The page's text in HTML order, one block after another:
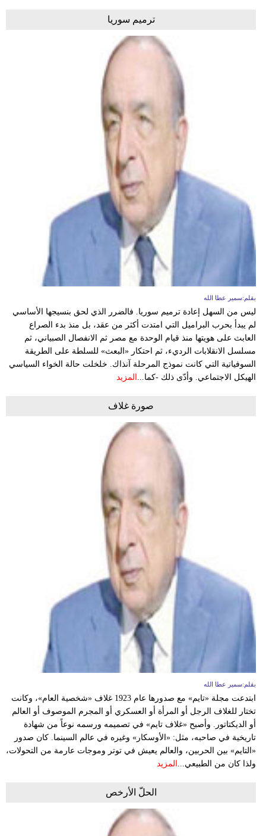
ترميم سوريا
بقلم:سمير عطا الله
ليس من السهل إعادة ترميم سوريا. فالضرر الذي لحق بنسيجها الأساسي
لم يبدأ بحرب البراميل التي امتدت أكثر من عقد، بل منذ بدء الصراع
العابث على هويتها منذ قيام الوحدة مع مصر ثم الانفصال الصبياني، ثم
مسلسل الانقلابات الرديء، ثم احتكار «البعث» للسلطة على الطريقة
السوفياتية التي كانت نموذج المرحلة آنذاك. خلخلت حالة الخواء السياسي
الهيكل الاجتماعي. وأدّى ذلك -كما...
المزيد
صورة غلاف
بقلم:سمير عطا الله
ابتدعت مجلة «تايم» مع صدورها عام 1923 غلاف «شخصية العام»، وكانت
تختار للغلاف الرجل أو المرأة أو العسكري أو المجرم الموصوف أو العالم
أو الديكتاتور. وأصبح «غلاف تايم» في تصميمه ورسمه نوعاً من شهادة
تاريخية في صاحبه، مثل: «الأوسكار» وغيره في عالم السينما. كان صدور
«التايم» بين الحربين، والعالم يعيش في توتر وموجات عارمة من التحولات،
ولذا كان من الطبيعي... المزيد
الحلّ الأرخص